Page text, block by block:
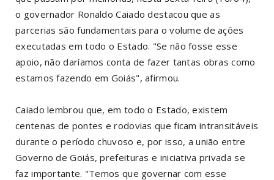
o governador Ronaldo Caiado destacou que as
parcerias são fundamentais para o volume de ações
executadas em todo o Estado. "Se não fosse esse
apoio, não daríamos conta de fazer tantas obras como
estamos fazendo em Goiás", afirmou.
Caiado lembrou que, em todo o Estado, existem
centenas de pontes e rodovias que ficam intransitáveis
durante o período chuvoso e, por isso, a união entre
Governo de Goiás, prefeituras e iniciativa privada se
faz importante. "Temos que governar com esse